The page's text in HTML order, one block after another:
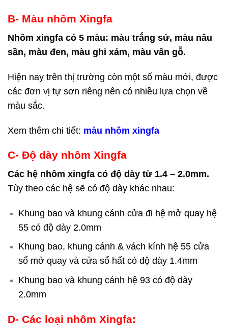
B- Màu nhôm Xingfa
Nhôm xingfa có 5 màu: màu trắng sứ, màu nâu
sần, màu đen, màu ghi xám, màu vân gỗ.
Hiện nay trên thị trường còn một số màu mới, được
các đơn vị tự sơn riêng nên có nhiều lựa chọn về
màu sắc.
Xem thêm chi tiết: màu nhôm xingfa
C- Độ dày nhôm Xingfa
Các hệ nhôm xingfa có độ dày từ 1.4 – 2.0mm.
Tùy theo các hệ sẽ có độ dày khác nhau:
Khung bao và khung cánh cửa đi hệ mở quay hệ
55 có độ dày 2.0mm
Khung bao, khung cánh & vách kính hệ 55 cửa
sổ mở quay và cửa sổ hất có độ dày 1.4mm
Khung bao và khung cánh hệ 93 có độ dày
2.0mm
D- Các loại nhôm Xingfa: